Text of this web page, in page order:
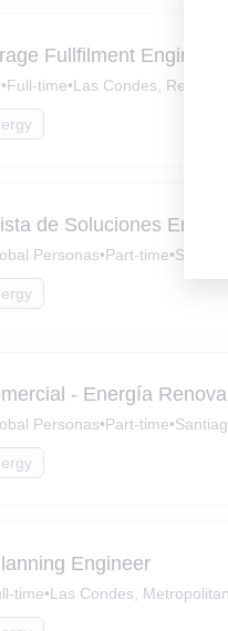
Fullfilment Engineer
•Full-time•Las Condes, Región
de Soluciones
Personas•Part-time•
- Energía
Personas•Part-time•
Engineer
time•Las Condes,